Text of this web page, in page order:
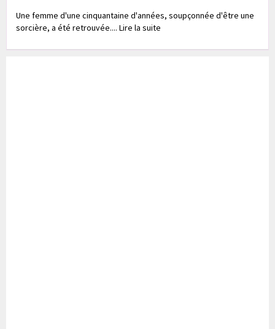
Une femme d'une cinquantaine d'années, soupçonnée d'être une
sorcière, a été retrouvée.... Lire la suite